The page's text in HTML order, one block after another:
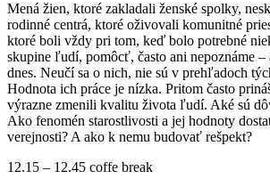
Mená žien, ktoré zakladali ženské spolky,
rodinné centrá, ktoré oživovali komunitné
ktoré boli vždy pri tom, keď bolo potrebné
skupine ľudí, pomôcť, často ani nepoznáme
dnes. Neučí sa o nich, nie sú v prehľadoch
Hodnota ich práce je nízka. Pritom často
výrazne zmenili kvalitu života ľudí. Aké sú
Ako fenomén starostlivosti a jej hodnoty
verejnosti? A ako k nemu budovať rešpekt?
12.15 – 12.45 coffe break